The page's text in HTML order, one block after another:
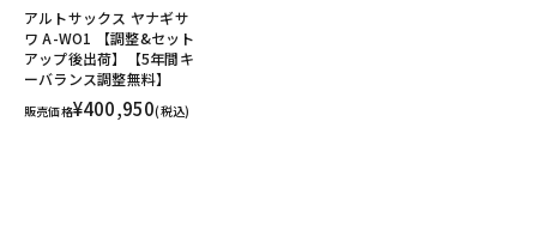
アルトサックス ヤナギサ
ワ A-WO1 【調整&セット
アップ後出荷】【5年間キ
ーバランス調整無料】
販売価格¥400,950(税込)